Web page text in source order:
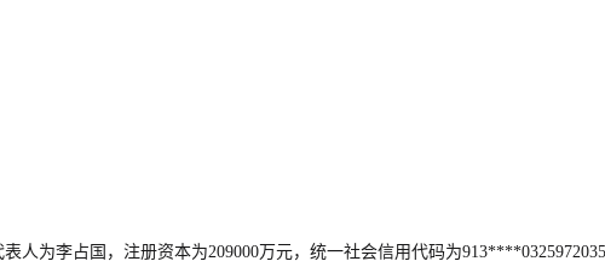
人为李占国，注册资本为209000万元，统一社会信用代码为